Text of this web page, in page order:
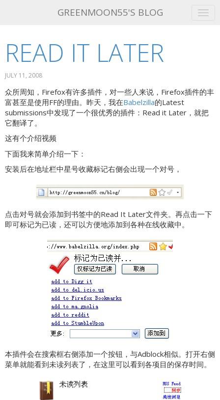
GREENMOON55'S BLOG
GET THIS THEME!
ATOM FEED
READ IT LATER
JULY 11, 2008
众所周知，Firefox有许多插件，对一些人来说，Firefox插件的丰
富甚至是使用FF的理由。昨天，我在Babelzilla的Latest
submissions中发现了一个很优秀的插件：Read it Later，就把
它翻译了。
这有个介绍视频
下面我来简单介绍一下：
安装后在地址栏中星号收藏标记右侧会出现一个对号，
点击对号就会添加到书签中的Read It Later文件夹。再点击一下
即可标记为已读，还可以方便地添加到各种在线收藏中。
本插件会在搜索框右侧添加一个按钮，与Adblock相似。打开右侧
菜单就能看到未读列表了，在这里可以看到各项目的保存时间。